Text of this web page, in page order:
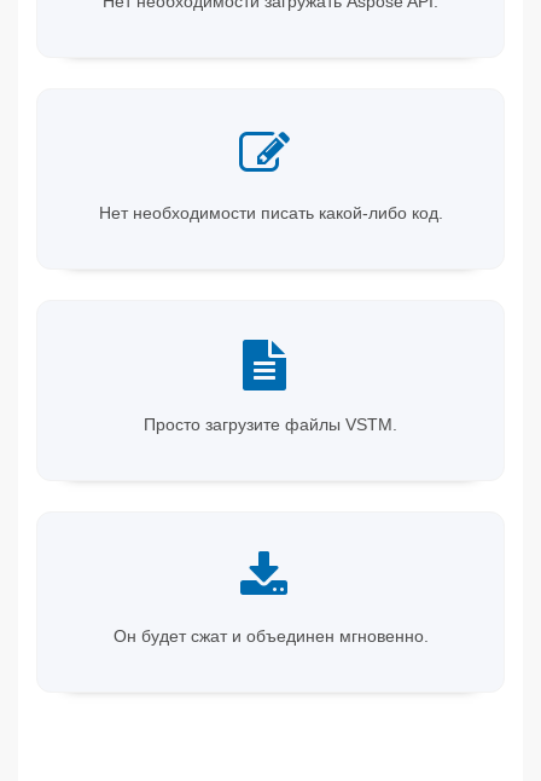
Нет необходимости писать какой-либо код.
Просто загрузите файлы VSTM.
Он будет сжат и объединен мгновенно.